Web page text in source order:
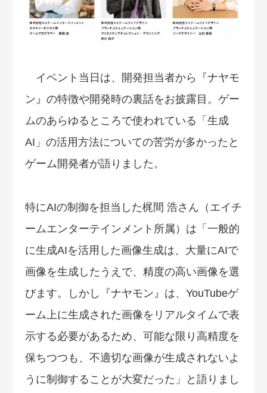
イベント当日は、開発担当者から『ナヤモ
ン』の特徴や開発時の裏話をお披露目。ゲー
ムのあらゆるところで使われている「生成
AI」の活用方法についての苦労が多かったと
ゲーム開発者が語りました。
特にAIの制御を担当した梶間 浩さん（エイチ
ームエンターテインメント所属）は「一般的
に生成AIを活用した画像生成は、大量にAIで
画像を生成したうえで、精度の高い画像を選
びます。しかし『ナヤモン』は、YouTubeゲ
ーム上に生成された画像をリアルタイムで表
示する必要があるため、可能な限り高精度を
保ちつつも、不適切な画像が生成されないよ
うに制御することが大変だった」と語りまし